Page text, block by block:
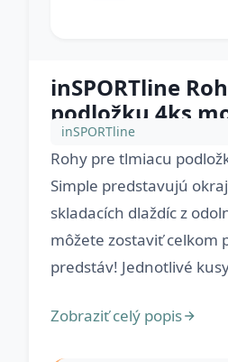
inSPORTline
podložku 4ks
inSPORTline
Rohy pre tlmiacu
Simple predstavujú
skladacích dlaždíc z
môžete zostaviť celkom
predstáv! Jednotlivé
Zobraziť celý popis